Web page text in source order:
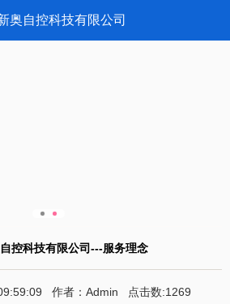
奥自控科技有限公司
控科技有限公司---服务理念
作者：Admin 点击数:1269